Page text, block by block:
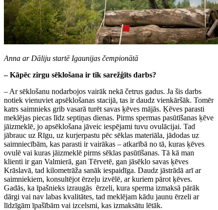
Anna ar Dāliju startē Igaunijas čempionātā
– Kāpēc zirgu sēklošana ir tik sarežģīts darbs?
– Ar sēklošanu nodarbojos vairāk nekā četrus gadus. Ja šis darbs
notiek vienuviet apsēklošanas stacijā, tas ir daudz vienkāršāk. Tomēr
katrs saimnieks grib vasarā turēt savas ķēves mājās. Ķēves parasti
meklējas piecas līdz septiņas dienas. Pirms spermas pasūtīšanas ķēve
jāizmeklē, jo apsēklošana jāveic iespējami tuvu ovulācijai. Tad
jābrauc uz Rīgu, uz kurjerpastu pēc sēklas materiāla, jādodas uz
saimniecībām, kas parasti ir vairākas – atkarībā no tā, kuras ķēves
ovulē vai kuras jāizmeklē pirms sēklas pasūtīšanas. Tā kā man
klienti ir gan Valmierā, gan Tērvetē, gan jāsēklo savas ķēves
Krāslavā, tad kilometrāža sanāk iespaidīga. Daudz jāstrādā arī ar
saimniekiem, konsultējot ērzeļu izvēlē, ar kuriem pārot ķēves.
Gadās, ka īpašnieks izraugās ērzeli, kura sperma izmaksā pārāk
dārgi vai nav labas kvalitātes, tad meklējam kādu jaunu ērzeli ar
līdzīgām īpašībām vai izcelsmi, kas izmaksātu lētāk.